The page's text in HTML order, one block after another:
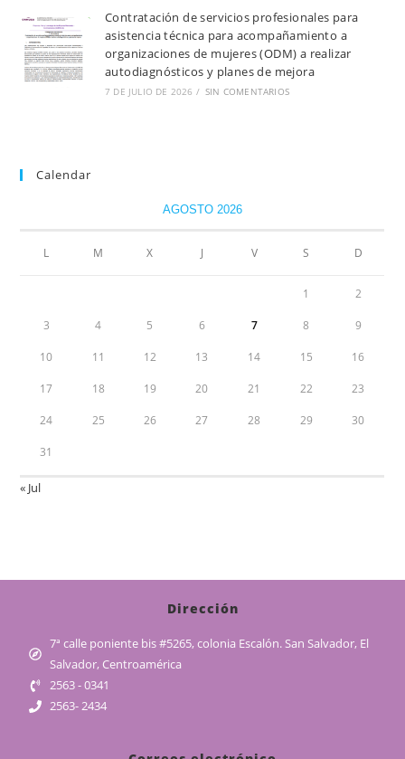
Contratación de servicios profesionales para
asistencia técnica para acompañamiento a
organizaciones de mujeres (ODM) a realizar
autodiagnósticos y planes de mejora
7 DE JULIO DE 2026 / SIN COMENTARIOS
Calendar
AGOSTO 2026
L M X J V S D
1 2
3 4 5 6 7 8 9
10 11 12 13 14 15 16
17 18 19 20 21 22 23
24 25 26 27 28 29 30
31
« Jul
Dirección
7ª calle poniente bis #5265, colonia Escalón. San Salvador, El
Salvador, Centroamérica
2563 - 0341
2563- 2434